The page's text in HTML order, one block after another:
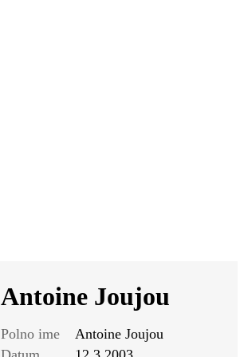
Antoine Joujou
Polno ime
Antoine Joujou